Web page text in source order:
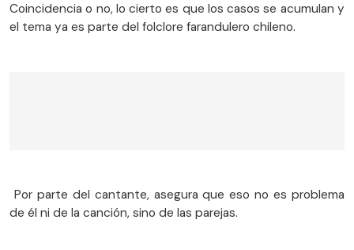
Coincidencia o no, lo cierto es que los casos se acumulan y
el tema ya es parte del folclore farandulero chileno.
Por parte del cantante, asegura que eso no es problema
de él ni de la canción, sino de las parejas.